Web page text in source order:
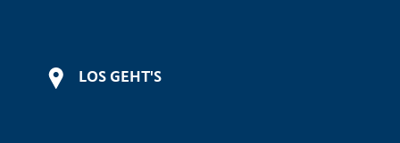
LOS GEHT'S